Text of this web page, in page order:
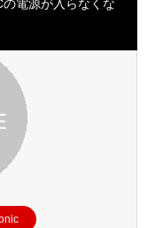
電源が入らなくな